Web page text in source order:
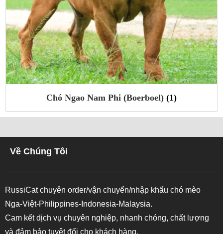
Chó Ngao Nam Phi (Boerboel)(1)
Về Chúng Tôi
RussiCat chuyên order/vận chuyển/nhập khẩu chó mèo
Nga-Việt-Philippines-Indonesia-Malaysia.
Cam kết dịch vụ chuyên nghiệp, nhanh chóng, chất lượng
và đảm bảo tuyệt đối cho khách hàng.